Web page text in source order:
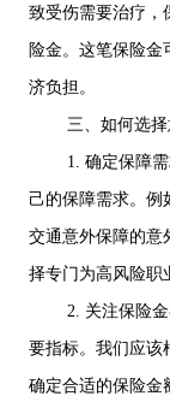
致受伤需要治疗，
险金。这笔保险
济负担。
三、如何选
1. 确定保障
己的保障需求。例
交通意外保障的意
择专门为高风险职
2. 关注保险
要指标。我们应该
确定合适的保险金